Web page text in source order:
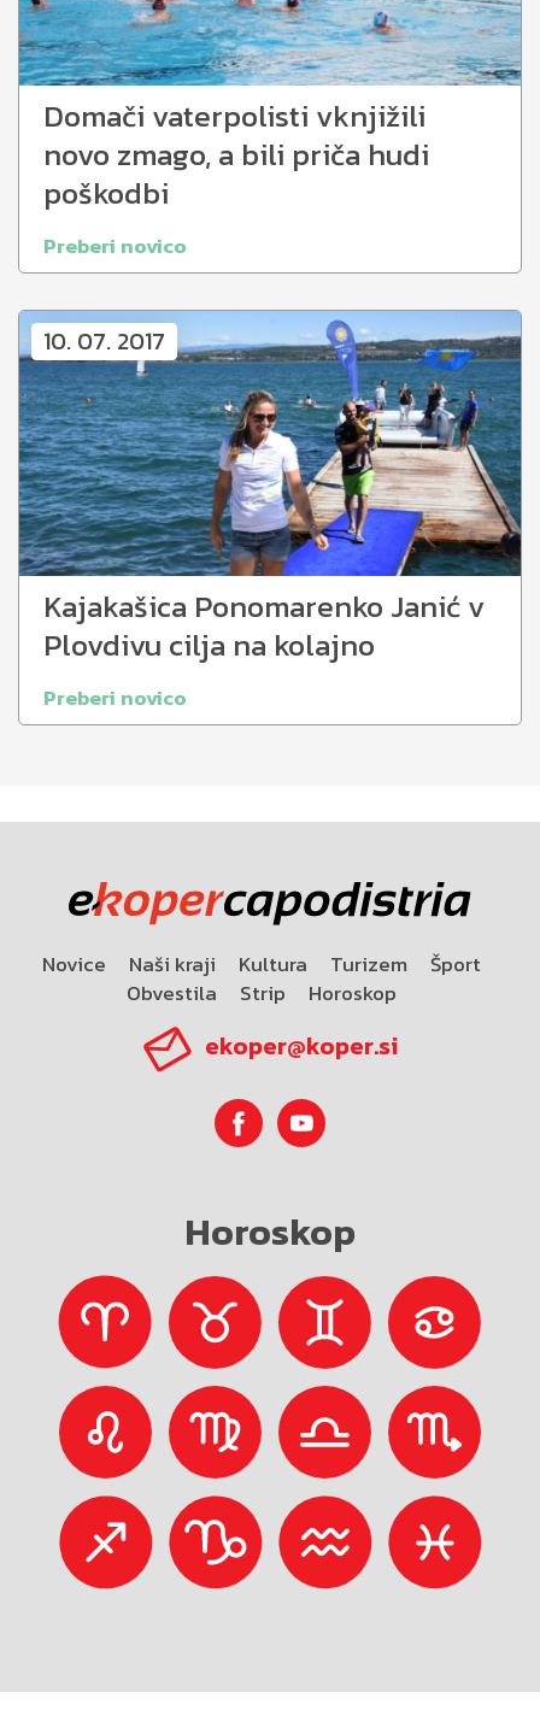
Domači vaterpolisti vknjižili
novo zmago, a bili priča hudi
poškodbi
Preberi novico
10. 07. 2017
Kajakašica Ponomarenko Janić v
Plovdivu cilja na kolajno
Preberi novico
Novice Naši kraji Kultura Turizem
Šport
Obvestila
Strip Horoskop
ekoper@koper.si
Horoskop